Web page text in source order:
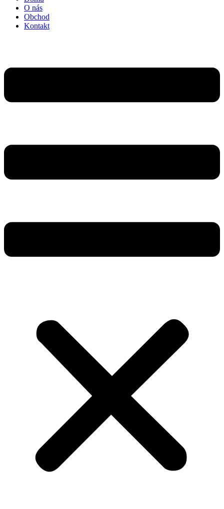
O nás
Obchod
Kontakt